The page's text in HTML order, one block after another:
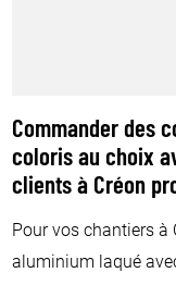
Commander des
coloris au choix
clients à Créon
Pour vos chantiers à
aluminium laqué